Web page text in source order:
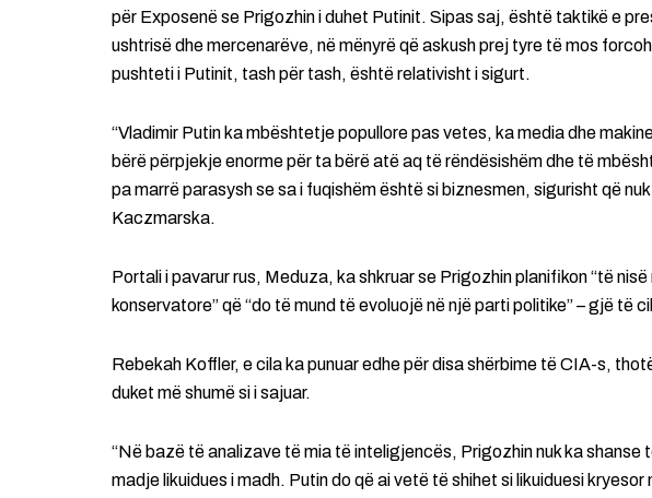
për Exposenë se Prigozhin i duhet Putinit. Sipas saj, është taktikë e
ushtrisë dhe mercenarëve, në mënyrë që askush prej tyre të mos
pushteti i Putinit, tash për tash, është relativisht i sigurt.
“Vladimir Putin ka mbështetje popullore pas vetes, ka media dhe
bërë përpjekje enorme për ta bërë atë aq të rëndësishëm dhe të
pa marrë parasysh se sa i fuqishëm është si biznesmen, sigurisht që
Kaczmarska.
Portali i pavarur rus, Meduza, ka shkruar se Prigozhin planifikon “të
konservatore” që “do të mund të evoluojë në një parti politike” – gjë të
Rebekah Koffler, e cila ka punuar edhe për disa shërbime të CIA-s,
duket më shumë si i sajuar.
“Në bazë të analizave të mia të inteligjencës, Prigozhin nuk ka shanse
madje likuidues i madh. Putin do që ai vetë të shihet si likuiduesi